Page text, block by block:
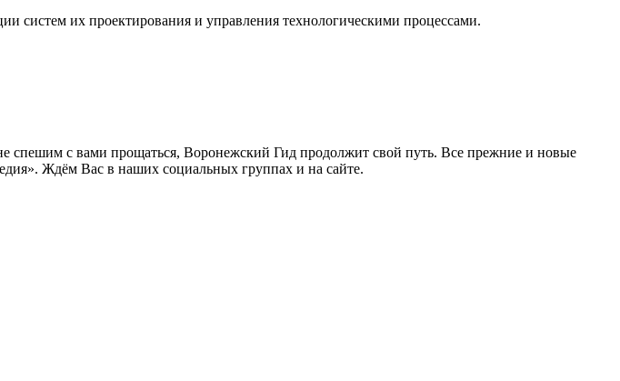
систем их проектирования и управления технологическими процессами.
с вами прощаться, Воронежский Гид продолжит свой путь. Все прежние и новые
Ждём Вас в наших социальных группах и на сайте.